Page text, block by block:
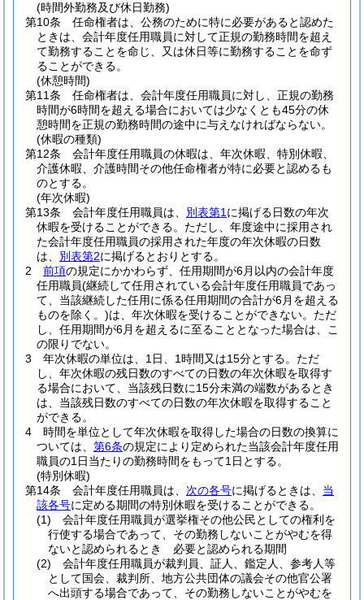
(時間外勤務及び休日勤務)
第10条
任命権者は、公務のために特に必要があると認めた
ときは、会計年度任用職員に対して正規の勤務時間を超え
て勤務することを命じ、又は休日等に勤務することを命ず
ることができる。
(休憩時間)
第11条
任命権者は、会計年度任用職員に対し、正規の勤務
時間が6時間を超える場合においては少なくとも45分の休
憩時間を正規の勤務時間の途中に与えなければならない。
(休暇の種類)
第12条
会計年度任用職員の休暇は、年次休暇、特別休暇、
介護休暇、介護時間その他任命権者が特に必要と認めるも
のとする。
(年次休暇)
第13条
会計年度任用職員は、 別表第1 に掲げる日数の年次
休暇を受けることができる。 ただし、年度途中に採用され
た会計年度任用職員の採用された年度の年次休暇の日数
は、 別表第2に掲げるとおりとする。
2
前項の規定にかかわらず、任用期間が6月以内の会計年度
任用職員(継続して任用されている会計年度任用職員であっ
て、当該継続した任用に係る任用期間の合計が6月を超える
ものを除く。)は、年次休暇を受けることができない。 ただ
し、任用期間が6月を超えるに至ることとなった場合は、こ
の限りでない。
3
年次休暇の単位は、1日、1時間又は15分とする。 ただ
し、年次休暇の残日数のすべての日数の年次休暇を取得す
る場合において、当該残日数に15分未満の端数があるとき
は、当該残日数のすべての日数の年次休暇を取得すること
ができる。
4
時間を単位として年次休暇を取得した場合の日数の換算に
ついては、 第6条の規定により定められた当該会計年度任用
職員の1日当たりの勤務時間をもって1日とする。
(特別休暇)
第14条
会計年度任用職員は、 次の各号に掲げるときは、 当
該各号に定める期間の特別休暇を受けることができる。
(1)
会計年度任用職員が選挙権その他公民としての権利を
行使する場合であって、その勤務しないことがやむを得
ないと認められるとき 必要と認められる期間
(2)
会計年度任用職員が裁判員、証人、鑑定人、参考人等
として国会、裁判所、地方公共団体の議会その他官公署
へ出頭する場合であって、その勤務しないことがやむを